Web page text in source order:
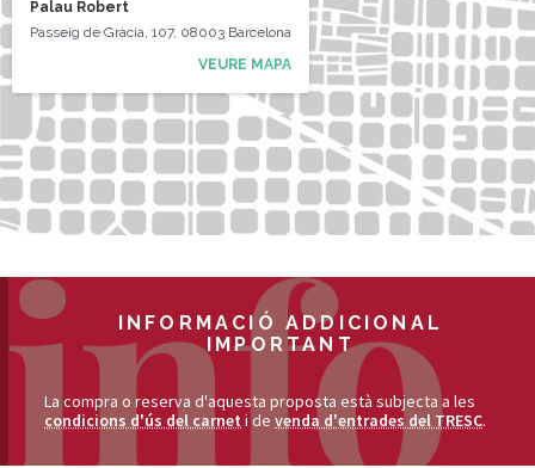
Palau Robert
Passeig de Gràcia, 107, 08003 Barcelona
VEURE MAPA
INFORMACIÓ ADDICIONAL
IMPORTANT
La compra o reserva d'aquesta proposta està subjecta a les
condicions d'ús del carnet i de venda d'entrades del TRESC.